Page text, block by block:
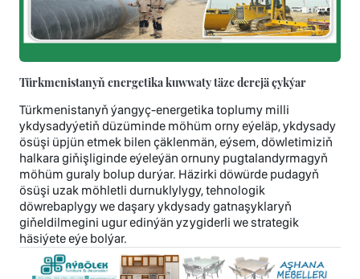
Türkmenistanyň energetika kuwwaty täze derejä çykýar
Türkmenistanyň ýangyç-energetika toplumy milli
ykdysadyýetiň düzüminde möhüm orny eýeläp, ykdysady
ösüşi üpjün etmek bilen çäklenmän, eýsem, döwletimiziň
halkara giňişliginde eýeleýän ornuny pugtalandyrmagyň
möhüm guraly bolup durýar. Häzirki döwürde pudagyň
ösüşi uzak möhletli durnuklylygy, tehnologik
döwrebaplygy we daşary ykdysady gatnaşyklaryň
giňeldilmegini ugur edinýän yzygiderli we strategik
häsiýete eýe bolýar.